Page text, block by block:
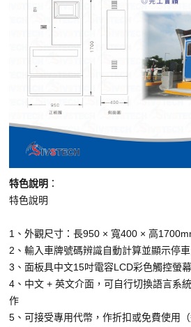
影視對講整合系統系列
特色說明 ：
特色說明
1、外觀尺寸：長950 × 寬400 × 高
2、輸入車牌號碼辨識自動計算並顯示停
3、面板具中文15吋電容LCD彩色觸控螢幕
4、中文 + 英文介面，可自行切換語言系
作
5、可接受專用代幣，作折扣或免費使用（